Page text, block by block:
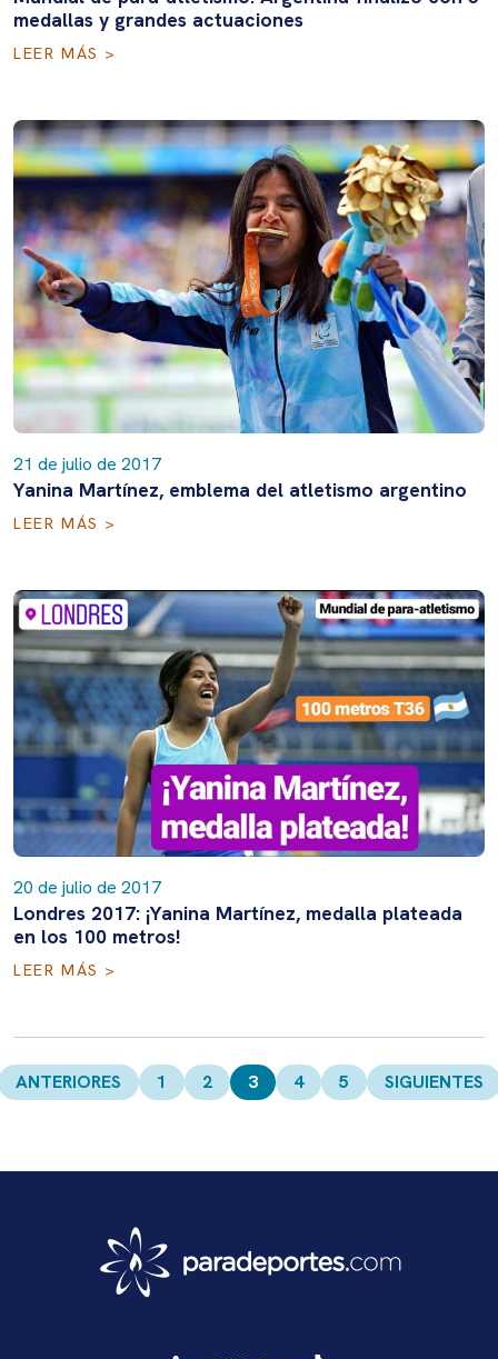
medallas y grandes actuaciones
LEER MÁS >
21 de julio de 2017
Yanina Martínez, emblema del atletismo argentino
LEER MÁS >
20 de julio de 2017
Londres 2017: ¡Yanina Martínez, medalla plateada
en los 100 metros!
LEER MÁS >
de
ANTERIORES 1 2 3 4 5 SIGUIENTES